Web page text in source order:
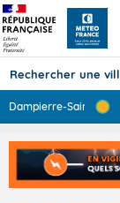
Dampierre-Saint ...